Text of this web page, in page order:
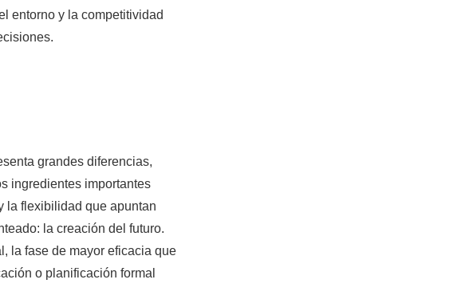
entorno y la competitividad
grandes diferencias,
ingredientes importantes
la flexibilidad que apuntan
la creación del futuro.
la fase de mayor eficacia que
o planificación formal